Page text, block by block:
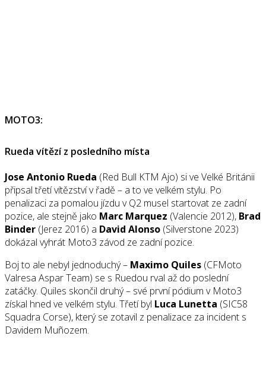
MOTO3:
Rueda vítězí z posledního místa
Jose Antonio Rueda (Red Bull KTM Ajo) si ve Velké Británii
připsal třetí vítězství v řadě – a to ve velkém stylu. Po
penalizaci za pomalou jízdu v Q2 musel startovat ze zadní
pozice, ale stejně jako Marc Marquez (Valencie 2012), Brad
Binder (Jerez 2016) a David Alonso (Silverstone 2023)
dokázal vyhrát Moto3 závod ze zadní pozice.
Boj to ale nebyl jednoduchý – Maximo Quiles (CFMoto
Valresa Aspar Team) se s Ruedou rval až do poslední
zatáčky. Quiles skončil druhý – své první pódium v Moto3
získal hned ve velkém stylu. Třetí byl Luca Lunetta (SIC58
Squadra Corse), který se zotavil z penalizace za incident s
Davidem Muñozem.